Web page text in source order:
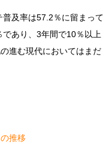
及率は57.2％に留まって
あり、3年間で10％以上
進む現代においてはまだ
推移